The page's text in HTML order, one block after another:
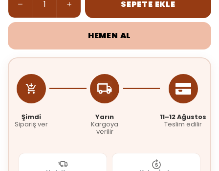
SEPETE EKLE
HEMEN AL
Şimdi
Sipariş ver
Yarın
Kargoya
verilir
11–12 Ağustos
Teslim edilir